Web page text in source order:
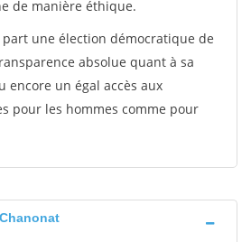
de manière éthique.
une élection démocratique de
absolue quant à sa
encore un égal accès aux
pour les hommes comme pour